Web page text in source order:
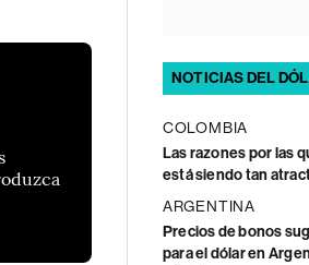
NOTICIAS DEL
COLOMBIA
Las razones por las
está siendo tan
ARGENTINA
Precios de bonos
para el dólar en